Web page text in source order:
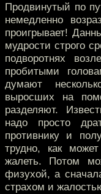
Продвинутый по
немедленно
проигрывает!
мудрости строго
подворотнях
пробитыми
думают
выросших на
разделяют.
надо просто
противнику и
трудно, как
жалеть. Потом
физухой, а
страхом и